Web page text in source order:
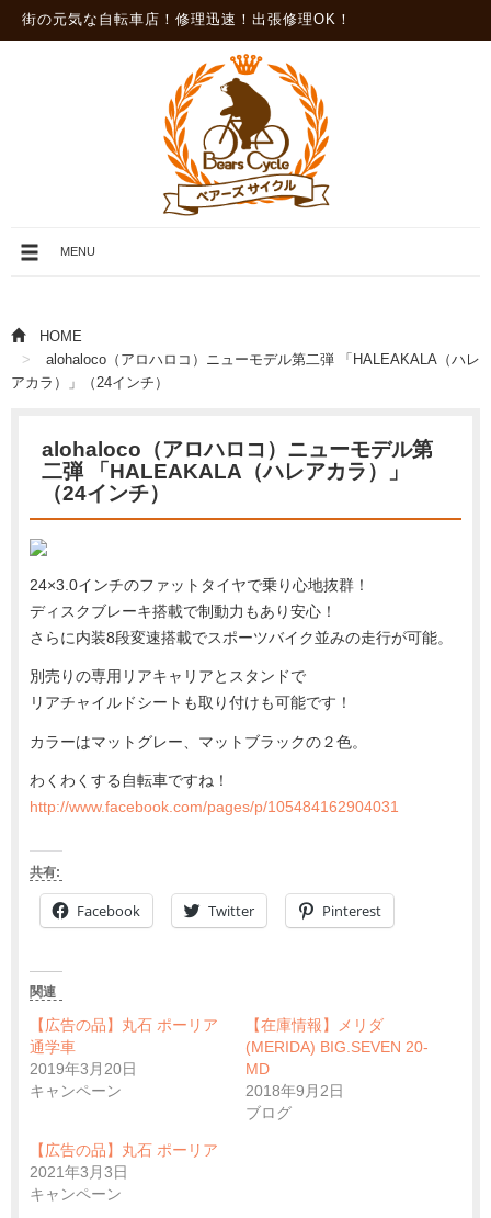
街の元気な自転車店！修理迅速！出張修理OK！
メ
を
開
閉
MENU
HOME
alohaloco（アロハロコ）ニューモデル第二弾 「HALEAKALA（ハレ
アカラ）」（24インチ）
alohaloco（アロハロコ）ニューモデル第
二弾 「HALEAKALA（ハレアカラ）」
（24インチ）
24×3.0インチのファットタイヤで乗り心地抜群！
ディスクブレーキ搭載で制動力もあり安心！
さらに内装8段変速搭載でスポーツバイク並みの走行が可能。
別売りの専用リアキャリアとスタンドで
リアチャイルドシートも取り付けも可能です！
カラーはマットグレー、マットブラックの２色。
わくわくする自転車ですね！
http://www.facebook.com/pages/p/105484162904031
共有:
Facebook Twitter Pinterest
関連
【広告の品】丸石 ポーリア
通学車
2019年3月20日
キャンペーン
【在庫情報】メリダ
(MERIDA) BIG.SEVEN 20-
MD
2018年9月2日
ブログ
【広告の品】丸石 ポーリア
2021年3月3日
キャンペーン